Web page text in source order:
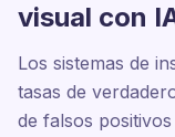
visual con
Los sistemas de
tasas de
de falsos